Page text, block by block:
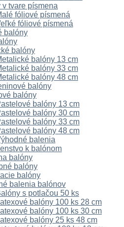
v tvare písmena
fóliové písmená
fóliové písmená
balóny
balóny
balóny 13 cm
balóny 33 cm
balóny 48 cm
balóny
balóny
balóny 13 cm
balóny 30 cm
balóny 33 cm
balóny 48 cm
balenia
k balónom
balóny
balóny
balóny
balenia balónov
s potlačou 50 ks
balóny 100 ks 28 cm
balóny 100 ks 30 cm
balóny 25 ks 48 cm